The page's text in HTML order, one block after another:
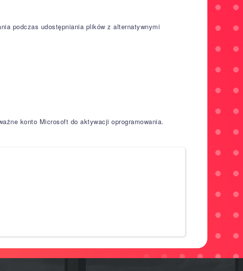
podczas udostępniania plików z alternatywnymi
konto Microsoft do aktywacji oprogramowania.